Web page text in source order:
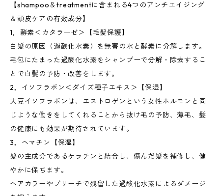
【shampoo＆treatmentに含まれる4つのアンチエイジング
＆頭皮ケアの有効成分】
1，酵素＜カタラーゼ＞【毛髪保護】
白髪の原因（過酸化水素）を無害の水と酵素に分解します。
毛包にたまった過酸化水素をシャンプーで分解・除去するこ
とで白髪の予防・改善をします。
2，イソフラボン＜ダイズ種子エキス＞【保湿】
大豆イソフラボンは、エストロゲンという女性ホルモンと同
じような働きをしてくれることから抜け毛の予防、薄毛、髪
の健康にも効果が期待されています。
3，ヘマチン【保湿】
髪の主成分であるケラチンと結合し、傷んだ髪を補修し、健
やかに保ちます。
ヘアカラーやブリーチで残留した過酸化水素によるダメージ